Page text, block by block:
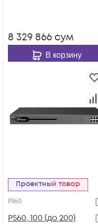
8 329 866 сум
В корзину
Проектный товар
P560
P560, 100 (до 200)